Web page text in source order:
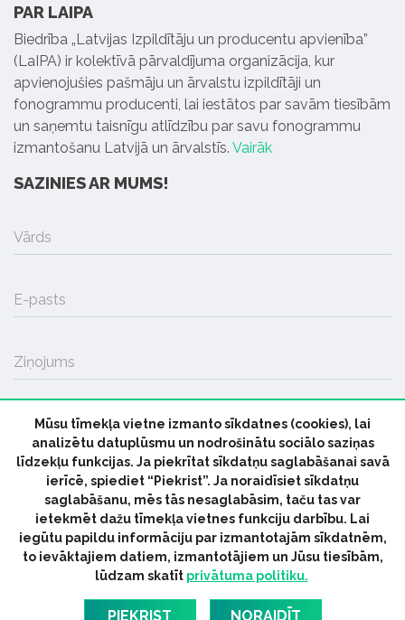
PAR LAIPA
Biedrība „Latvijas Izpildītāju un producentu apvienība”
(LaIPA) ir kolektīvā pārvaldījuma organizācija, kur
apvienojušies pašmāju un ārvalstu izpildītāji un
fonogrammu producenti, lai iestātos par savām tiesībām
un saņemtu taisnīgu atlīdzību par savu fonogrammu
izmantošanu Latvijā un ārvalstīs. Vairāk
SAZINIES AR MUMS!
Vārds
E-pasts
Ziņojums
SŪTĪT
© 2026 parmuziku.lv, visas tiesības paturētas
ParMuziku.lv Mūzikas Ziņas
Industrijas Ziņas
Industrijas ABC
Mūzika Biznesam
Latvijas oficiālais
Mūsu tīmekļa vietne izmanto sīkdatnes (cookies), lai
analizētu datuplūsmu un nodrošinātu sociālo saziņas
līdzekļu funkcijas. Ja piekrītat sīkdatņu saglabāšanai savā
ierīcē, spiediet “Piekrist”. Ja noraidīsiet sīkdatņu
saglabāšanu, mēs tās nesaglabāsim, taču tas var
ietekmēt dažu tīmekļa vietnes funkciju darbību. Lai
iegūtu papildu informāciju par izmantotajām sīkdatnēm,
to ievāktajiem datiem, izmantotājiem un Jūsu tiesībām,
lūdzam skatīt privātuma politiku.
PIEKRIST NORAIDĪT